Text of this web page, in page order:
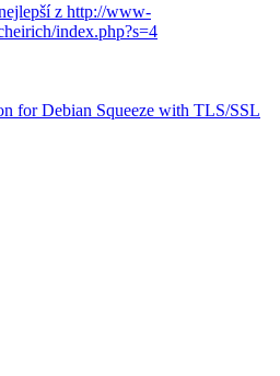
z http://www-
index.php?s=4
for Debian Squeeze with TLS/SSL